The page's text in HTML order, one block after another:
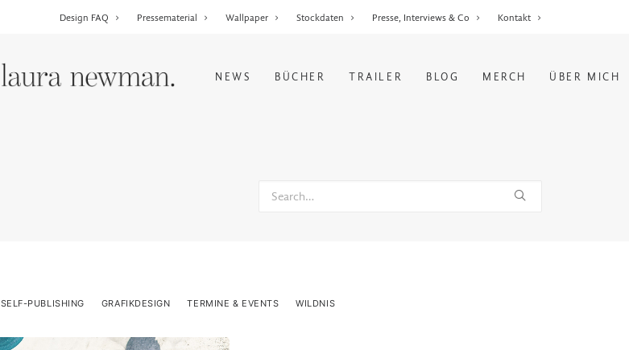
Design FAQ Pressematerial Wallpaper Stockdaten Presse, Interviews & Co Kontakt
NEWS BÜCHER TRAILER BLOG MERCH ÜBER MICH
SELF-PUBLISHING GRAFIKDESIGN TERMINE & EVENTS WILDNIS